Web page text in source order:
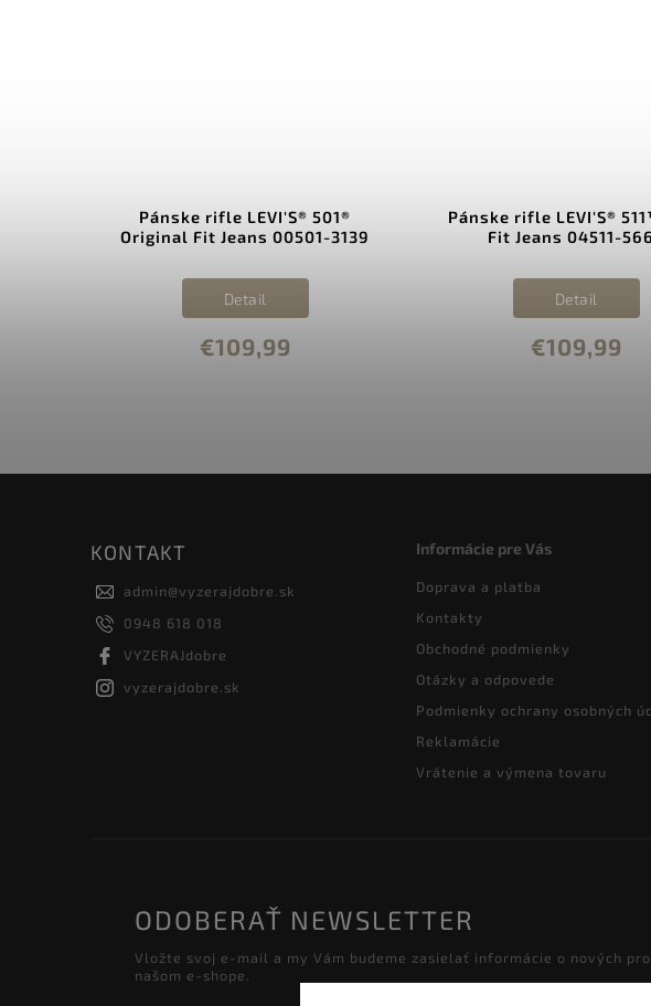
Pánske rifle LEVI'S® 501®
Original Fit Jeans 00501-3139
€109,99
Detail
Pánske rifle LEVI'S®
Fit Jeans 04511-
€109,99
Detail
KONTAKT
admin@vyzerajdobre.sk
0948 618 018
VYZERAJdobre
vyzerajdobre.sk
Informácie pre Vás
Doprava a platba
Kontakty
Obchodné podmienky
Otázky a odpovede
Podmienky ochrany osobných
Reklamácie
Vrátenie a výmena tovaru
ODOBERAŤ NEWSLETTER
Vložte svoj e-mail a my Vám budeme zasielať informácie o nových
našom e-shope.